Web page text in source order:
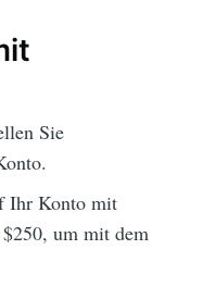
Sie
Ihr Konto mit
um mit dem